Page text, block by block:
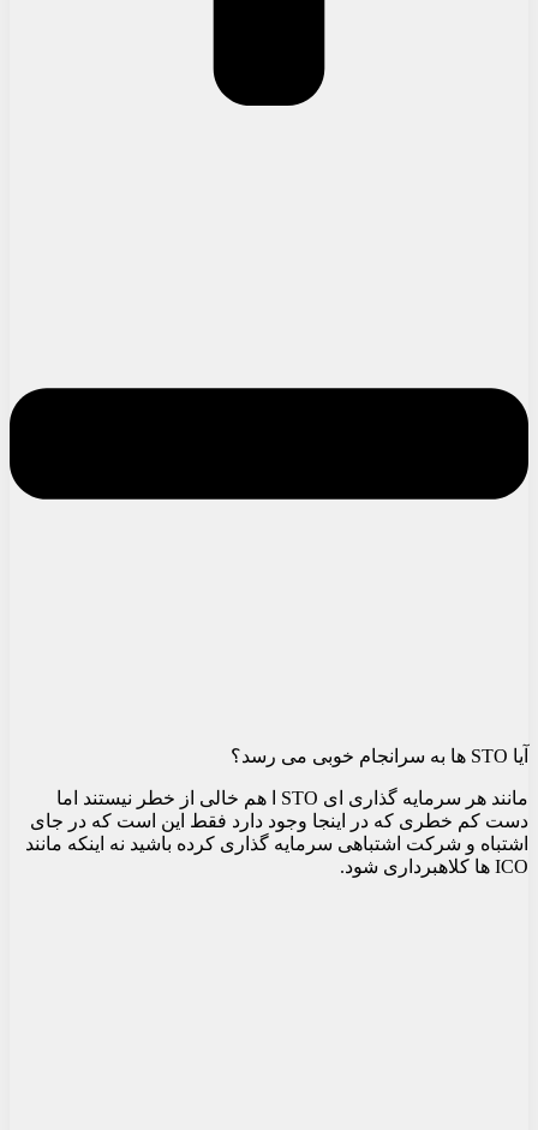
آیا STO ها به سرانجام خوبی می رسد؟
مانند هر سرمایه گذاری ای STO ا هم خالی از خطر نیستند اما
دست کم خطری که در اینجا وجود دارد فقط این است که در جای
اشتباه و شرکت اشتباهی سرمایه گذاری کرده باشید نه اینکه مانند
ICO ها کلاهبرداری شود.